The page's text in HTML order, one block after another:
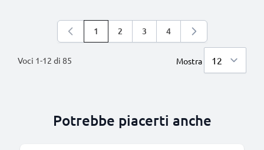
Voci 1-12 di 85
Stai leggendo la pagina
1 Pagina
2 Pagina
3 Pagina
4
Mostra
Potrebbe piacerti anche